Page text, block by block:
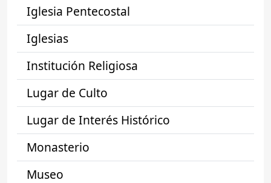
Iglesia Pentecostal
Iglesias
Institución Religiosa
Lugar de Culto
Lugar de Interés Histórico
Monasterio
Museo